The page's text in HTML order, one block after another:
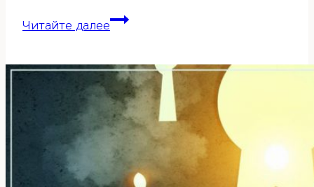
Читайте далееЭлемент
ба-
цзы
—
начинаем
анализировать
свою